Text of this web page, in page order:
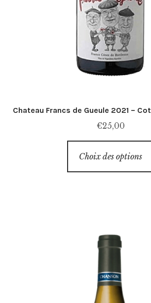
Chateau Francs de Gueule 2021 –
€25,00
Choix des options